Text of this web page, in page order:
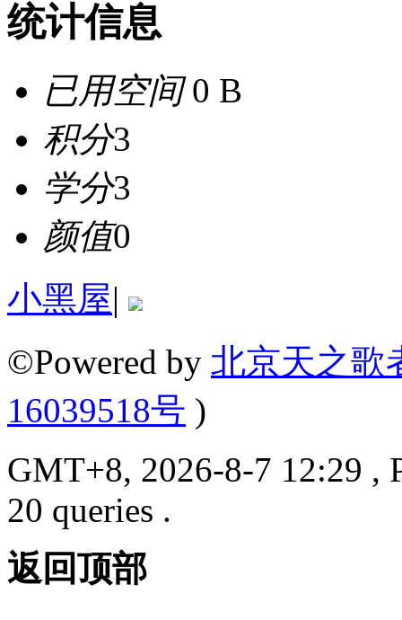
统计信息
已用空间0 B
积分3
学分3
颜值0
小黑屋|
©Powered by 北京天之歌
16039518号 )
GMT+8, 2026-8-7 12:29 ,
20 queries .
返回顶部